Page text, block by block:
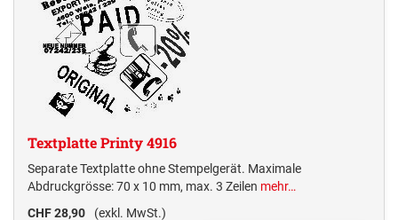
Textplatte Printy 4916
Separate Textplatte ohne Stempelgerät. Maximale
Abdruckgrösse: 70 x 10 mm, max. 3 Zeilen mehr…
CHF 28,90
(exkl. MwSt.)